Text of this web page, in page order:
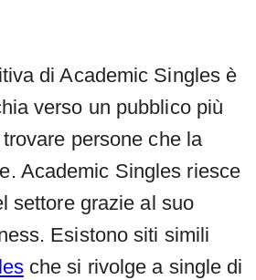
di Academic Singles è
verso un pubblico più
persone che la
Academic Singles riesce
settore grazie al suo
Esistono siti simili
che si rivolge a single di